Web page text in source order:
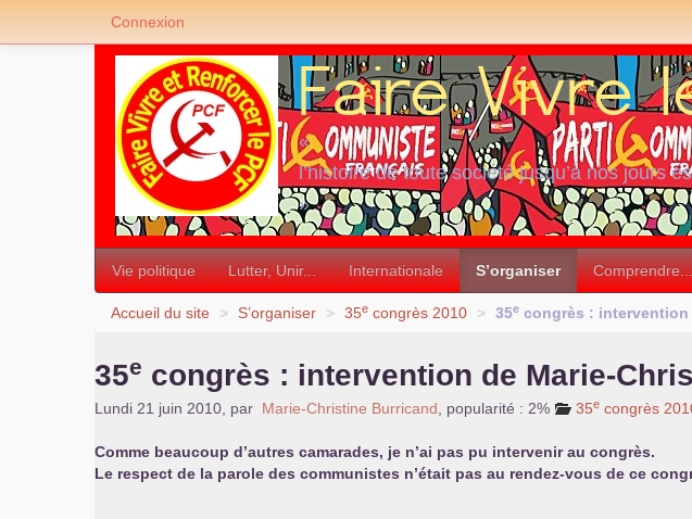
«
l’histoire de toute société jusqu’à nos jours
»
Vie politique Lutter, Unir... Internationale S’organiser Comprendre...
Accueil du site > S’organiser > 35e congrès 2010 > 35e congrès : intervention
35e congrès : intervention de Marie-
Lundi 21 juin 2010 par Marie-Christine Burricand popularité : 2% 35e congrès
Comme beaucoup d’autres camarades, je n’ai pas pu intervenir au congrès.
Le respect de la parole des communistes n’était pas au rendez-vous de ce
Connexion